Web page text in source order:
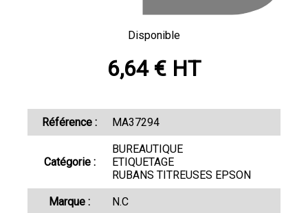
Disponible
6,64 € HT
Référence : MA37294
Catégorie :
BUREAUTIQUE
ETIQUETAGE
RUBANS TITREUSES EPSON
Marque : N.C